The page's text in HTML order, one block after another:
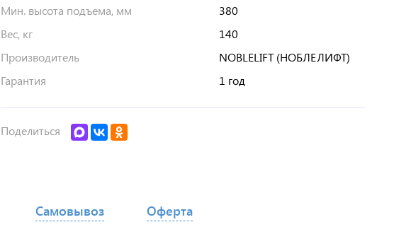
Мин. высота подъема, мм
380
Вес, кг
140
Производитель
NOBLELIFT (НОБЛЕЛИФТ)
Гарантия
1 год
Поделиться
Самовывоз Оферта